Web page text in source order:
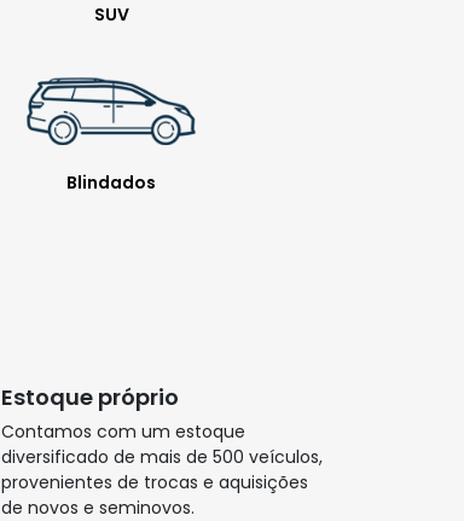
SUV
Blindados
Estoque próprio
Contamos com um estoque
diversificado de mais de 500 veículos,
provenientes de trocas e aquisições
de novos e seminovos.